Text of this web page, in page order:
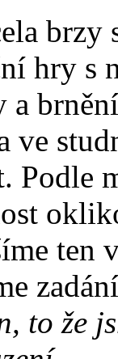
hry s
a
Podle
ten
to že